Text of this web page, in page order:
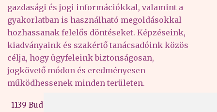
gazdasági és jogi információkkal, valamint a
gyakorlatban is használható megoldásokkal
hozhassanak felelős döntéseket. Képzéseink,
kiadványaink és szakértő tanácsadóink közös
célja, hogy ügyfeleink biztonságosan,
jogkövető módon és eredményesen
működhessenek minden területen.
1139 Budapest, Váci út 99-105. 4. em.